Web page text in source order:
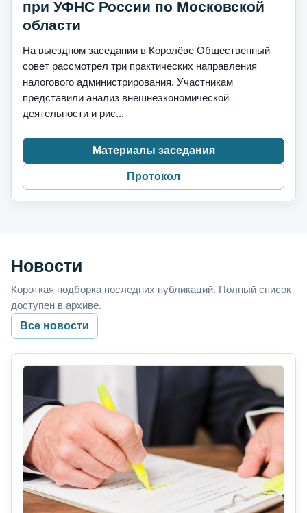
при УФНС России по Московской
области
На выездном заседании в Королёве Общественный
совет рассмотрел три практических направления
налогового администрирования. Участникам
представили анализ внешнеэкономической
деятельности и рис...
Материалы заседания
Протокол
Новости
Короткая подборка последних публикаций. Полный список
доступен в архиве.
Все новости